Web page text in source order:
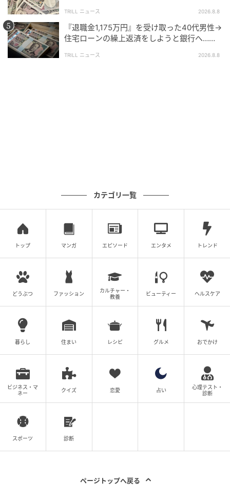
一方、Kさんのように副業先で「乙欄」が使われる場
合、前月の社会保険料等控除後の給与額によっては
30.63%など比較的高い税率が適用されることがありま
す。
いです。確定申告をすると、払い過ぎた税金があれ
ば、戻る可能性があります。」
「え？全然知りませんでした…」
税理士からの説明を聞き、「損するところだった」と
思わず苦笑いしたそうです。
実は、家族は最初から沖縄の方がよかったそうです。
税金の仕組みも、家族の本当の希望も、思い込みだけ
で判断すると、思わぬ判断ミスにつながることがあり
ます。
税金は「思い込み」で判断せず、税理士などへ相談す
ることが、後悔しないための近道です。
執筆：税理士・元国税調査官 神崎遊
国税組織で12年間勤務し、法人税調査を中心に200件
TRILL ニュース 2026.8.8
『退職金1,175万円』を受け取った40代男性→
住宅ローンの繰上返済をしようと銀行へ…し
TRILL ニュース 2026.8.8
カテゴリ一覧
トップ マンガ エピソード エンタメ トレンド
どうぶつ ファッション
カルチャー・
教養
ビューティー ヘルスケア
暮らし 住まい レシピ グルメ おでかけ
ビジネス・マ
ネー
クイズ 恋愛 占い
心理テスト・
診断
スポーツ 診断
ページトップへ戻る